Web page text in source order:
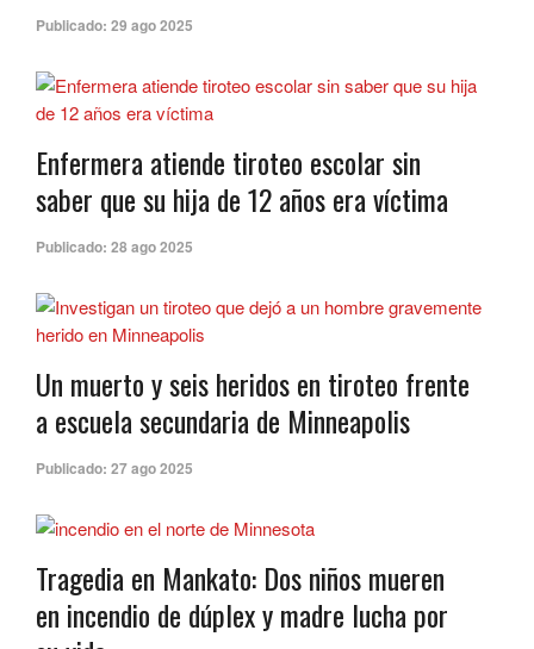
Publicado: 29 ago 2025
Enfermera atiende tiroteo escolar sin
saber que su hija de 12 años era víctima
Publicado: 28 ago 2025
Un muerto y seis heridos en tiroteo frente
a escuela secundaria de Minneapolis
Publicado: 27 ago 2025
Tragedia en Mankato: Dos niños mueren
en incendio de dúplex y madre lucha por